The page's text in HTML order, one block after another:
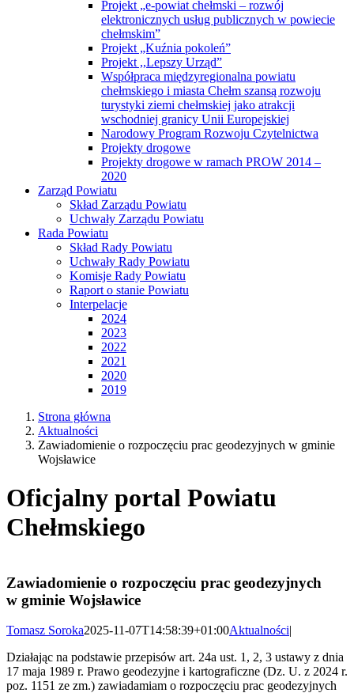
Projekt „e-powiat chełmski – rozwój
elektronicznych usług publicznych w powiecie
chełmskim”
Projekt „Kuźnia pokoleń”
Projekt ,,Lepszy Urząd”
Współpraca międzyregionalna powiatu
chełmskiego i miasta Chełm szansą rozwoju
turystyki ziemi chełmskiej jako atrakcji
wschodniej granicy Unii Europejskiej
Narodowy Program Rozwoju Czytelnictwa
Projekty drogowe
Projekty drogowe w ramach PROW 2014 –
2020
Zarząd Powiatu
Skład Zarządu Powiatu
Uchwały Zarządu Powiatu
Rada Powiatu
Skład Rady Powiatu
Uchwały Rady Powiatu
Komisje Rady Powiatu
Raport o stanie Powiatu
Interpelacje
2024
2023
2022
2021
2020
2019
Strona główna
Aktualności
Zawiadomienie o rozpoczęciu prac geodezyjnych w gminie
Wojsławice
Oficjalny portal Powiatu
Chełmskiego
Zawiadomienie o rozpoczęciu prac geodezyjnych
w gminie Wojsławice
Tomasz Soroka2025-11-07T14:58:39+01:00Aktualności|
Działając na podstawie przepisów art. 24a ust. 1, 2, 3 ustawy z dnia
17 maja 1989 r. Prawo geodezyjne i kartograficzne (Dz. U. z 2024 r.
poz. 1151 ze zm.) zawiadamiam o rozpoczęciu prac geodezyjnych